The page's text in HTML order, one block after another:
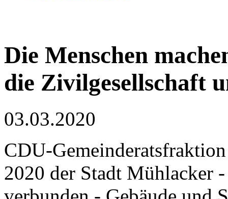
Die Menschen
die Zivilgesellschaft
03.03.2020
CDU-
2020 der Stadt Mühlacker